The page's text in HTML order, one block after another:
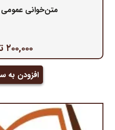
متن‌خوانی عمومی
۲۰۰,۰۰۰
افزودن به